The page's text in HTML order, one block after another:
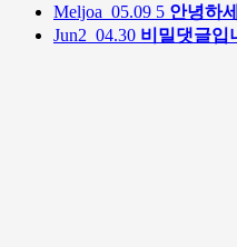
Meljoa 05.09 5 안녕하
Jun2 04.30 비밀댓글입